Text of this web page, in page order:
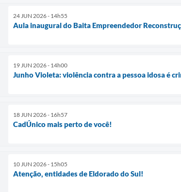
24 JUN 2026 - 14h55
Aula inaugural do Baita Empreendedor
19 JUN 2026 - 14h00
Junho Violeta: violência contra a pessoa idosa é
18 JUN 2026 - 16h57
CadÚnico mais perto de você!
10 JUN 2026 - 15h05
Atenção, entidades de Eldorado do Sul!